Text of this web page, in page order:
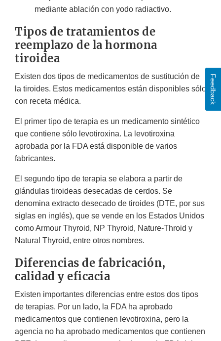
mediante ablación con yodo radiactivo.
Tipos de tratamientos de
reemplazo de la hormona
tiroidea
Existen dos tipos de medicamentos de sustitución de
la tiroides. Estos medicamentos están disponibles sólo
con receta médica.
El primer tipo de terapia es un medicamento sintético
que contiene sólo levotiroxina. La levotiroxina
aprobada por la FDA está disponible de varios
fabricantes.
El segundo tipo de terapia se elabora a partir de
glándulas tiroideas desecadas de cerdos. Se
denomina extracto desecado de tiroides (DTE, por sus
siglas en inglés), que se vende en los Estados Unidos
como Armour Thyroid, NP Thyroid, Nature-Throid y
Natural Thyroid, entre otros nombres.
Diferencias de fabricación,
calidad y eficacia
Existen importantes diferencias entre estos dos tipos
de terapias. Por un lado, la FDA ha aprobado
medicamentos que contienen levotiroxina, pero la
agencia no ha aprobado medicamentos que contienen
Feedback